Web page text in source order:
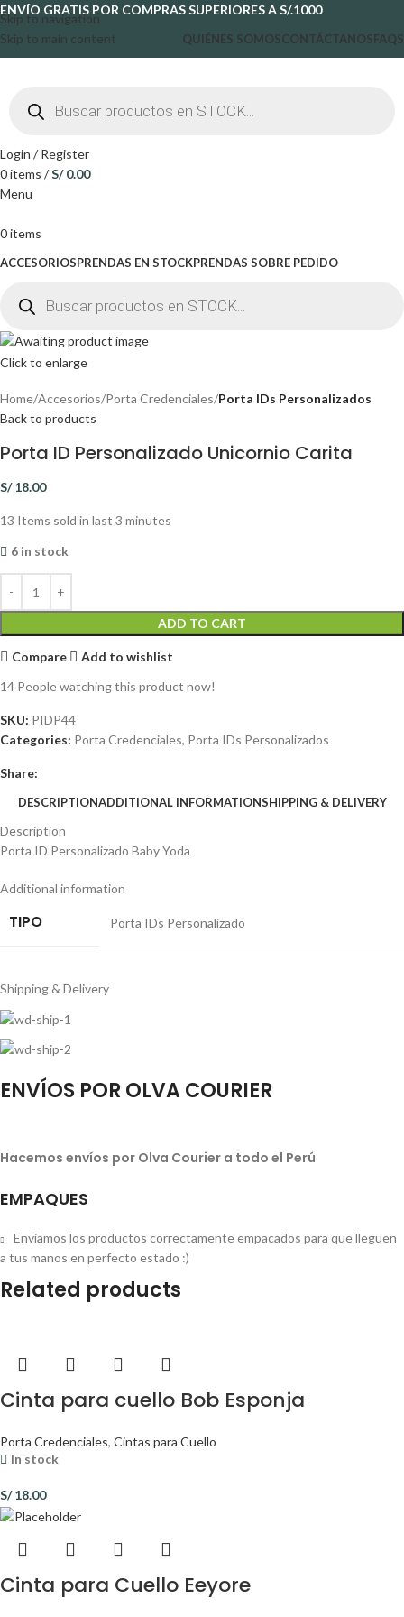
Skip to navigation
Skip to main content
ENVÍO GRATIS POR COMPRAS SUPERIORES A S/.1000
QUIÉNES SOMOSCONTÁCTANOSFAQS
Login / Register
0items /S/0.00
Menu
0items
ACCESORIOSPRENDAS EN STOCKPRENDAS SOBRE PEDIDO
Click to enlarge
Home Accesorios Porta Credenciales Porta IDs Personalizados
Back to products
Porta ID Personalizado Unicornio Carita
S/18.00
13 Items sold in last 3 minutes
6 in stock
ADD TO CART
Compare
Add to wishlist
14 People watching this product now!
SKU: PIDP44
Categories: Porta Credenciales, Porta IDs Personalizados
Share:
DESCRIPTIONADDITIONAL INFORMATIONSHIPPING & DELIVERY
Description
Porta ID Personalizado Baby Yoda
Additional information
TIPO Porta IDs Personalizado
Shipping & Delivery
ENVÍOS POR OLVA COURIER
Hacemos envíos por Olva Courier a todo el Perú
EMPAQUES
Enviamos los productos correctamente empacados para que lleguen
a tus manos en perfecto estado :)
Related products
Cinta para cuello Bob Esponja
Porta Credenciales, Cintas para Cuello
In stock
S/18.00
Cinta para Cuello Eeyore